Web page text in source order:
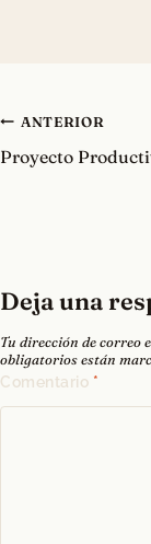
Navegación
de
ANTERIOR
Proyecto
Deja una
Tu dirección de correo
obligatorios están
Comentario *